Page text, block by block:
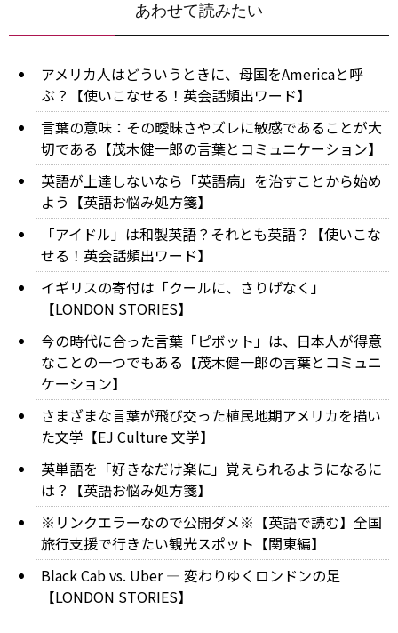
あわせて読みたい
アメリカ人はどういうときに、母国をAmericaと呼
ぶ？【使いこなせる！英会話頻出ワード】
言葉の意味：その曖昧さやズレに敏感であることが大
切である【茂木健一郎の言葉とコミュニケーション】
英語が上達しないなら「英語病」を治すことから始め
よう【英語お悩み処方箋】
「アイドル」は和製英語？それとも英語？【使いこな
せる！英会話頻出ワード】
イギリスの寄付は「クールに、さりげなく」
【LONDON STORIES】
今の時代に合った言葉「ピボット」は、日本人が得意
なことの一つでもある【茂木健一郎の言葉とコミュニ
ケーション】
さまざまな言葉が飛び交った植民地期アメリカを描い
た文学【EJ Culture 文学】
英単語を「好きなだけ楽に」覚えられるようになるに
は？【英語お悩み処方箋】
※リンクエラーなので公開ダメ※【英語で読む】全国
旅行支援で行きたい観光スポット【関東編】
Black Cab vs. Uber ― 変わりゆくロンドンの足
【LONDON STORIES】